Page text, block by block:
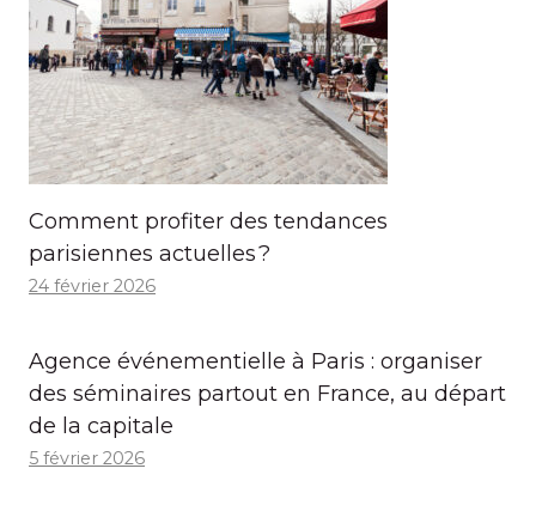
Comment profiter des tendances
parisiennes actuelles ?
24 février 2026
Agence événementielle à Paris : organiser
des séminaires partout en France, au départ
de la capitale
5 février 2026